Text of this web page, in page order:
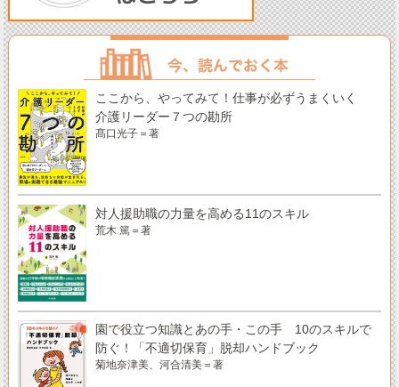
ここから、やってみて！仕事が必ずうまくいく
介護リーダー７つの勘所
髙口光子＝著
対人援助職の力量を高める11のスキル
荒木 篤＝著
園で役立つ知識とあの手・この手 10のスキルで
防ぐ！「不適切保育」脱却ハンドブック
菊地奈津美、河合清美＝著